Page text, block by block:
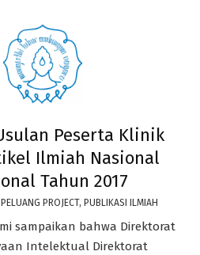
Peserta Klinik
Ilmiah Nasional
Tahun 2017
PELUANG PROJECT, PUBLIKASI ILMIAH
sampaikan bahwa Direktorat
Intelektual Direktorat